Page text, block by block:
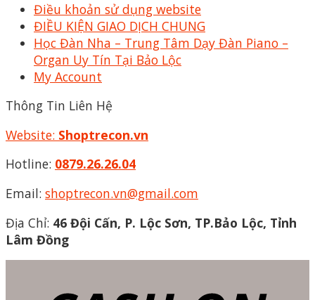
Điều khoản sử dụng website
ĐIỀU KIỆN GIAO DỊCH CHUNG
Học Đàn Nha – Trung Tâm Dạy Đàn Piano –
Organ Uy Tín Tại Bảo Lộc
My Account
Thông Tin Liên Hệ
Website: Shoptrecon.vn
Hotline: 0879.26.26.04
Email: shoptrecon.vn@gmail.com
Địa Chỉ: 46 Đội Cấn, P. Lộc Sơn, TP.Bảo Lộc, Tỉnh
Lâm Đồng